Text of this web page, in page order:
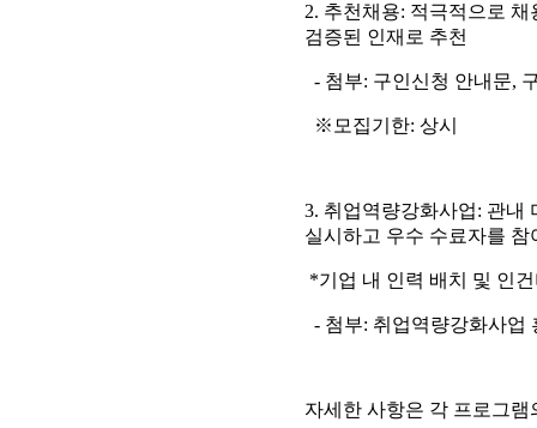
2. 추천채용: 적극적으로
검증된 인재로 추천
- 첨부: 구인신청 안내문,
※모집기한: 상시
3. 취업역량강화사업: 관내
실시하고 우수 수료자를
*기업 내 인력 배치 및 인
- 첨부: 취업역량강화사업
자세한 사항은 각 프로그